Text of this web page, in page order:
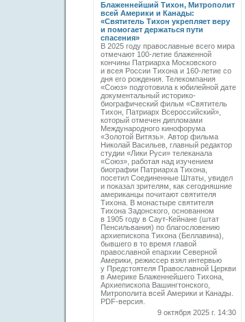
Блаженнейший Тихон, Митрополит
всей Америки и Канады:
«Святитель Тихон укрепляет веру
и помогает держаться пути
спасения»
В 2025 году православные всего мира
отмечают 100-летие блаженной
кончины Патриарха Московского
и всея России Тихона и 160-летие со
дня его рождения. Телекомпания
«Союз» подготовила к юбилейной дате
документальный историко-
биографический фильм «Святитель
Тихон, Патриарх Всероссийский»,
который отмечен дипломами
Международного кинофорума
«Золотой Витязь». Автор фильма
Николай Васильев, главный редактор
студии «Лики Руси» телеканала
«Союз», работая над изучением
биографии Патриарха Тихона,
посетил Соединенные Штаты, увидел
и показал зрителям, как сегодняшние
американцы почитают святителя
Тихона. В монастыре святителя
Тихона Задонского, основанном
в 1905 году в Саут-Кейнане (штат
Пенсильвания) по благословению
архиепископа Тихона (Беллавина),
бывшего в то время главой
православной епархии Северной
Америки, режиссер взял интервью
у Предстоятеля Православной Церкви
в Америке Блаженнейшего Тихона,
Архиепископа Вашингтонского,
Митрополита всей Америки и Канады.
PDF-версия.
9 октября 2025 г. 14:30